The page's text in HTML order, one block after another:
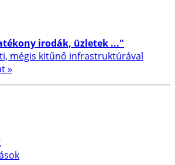
irodák, üzletek ..."
mégis kitűnő infrastruktúrával
»